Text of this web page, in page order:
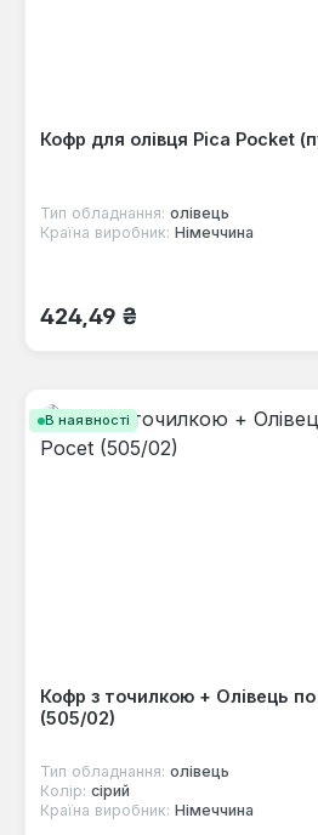
Кофр для олівця Pica Pocket
Тип обладнання: олівець
Країна виробник: Німеччина
Звичайна ціна:
424,49 ₴
В наявності
Кофр з точилкою + Олівець
(505/02)
Тип обладнання: олівець
Колір: сірий
Країна виробник: Німеччина